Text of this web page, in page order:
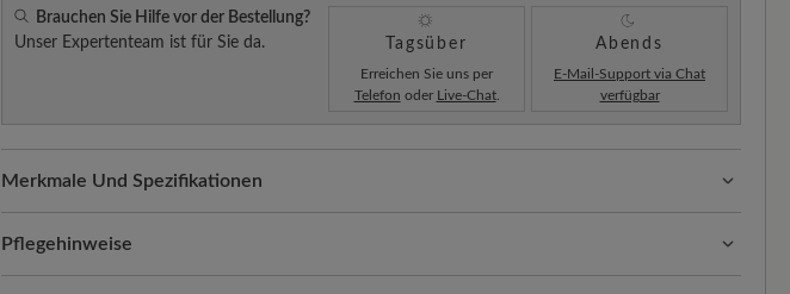
Brauchen Sie Hilfe vor der Bestellung?
Unser Expertenteam ist für Sie da.
Tagsüber
Erreichen Sie uns per
Telefon oder Live-Chat.
Abends
E-Mail-Support via Chat
verfügbar
Merkmale Und Spezifikationen
Freeyourfeet!Die perfekte Passform mit 100% Zehenfreiheit. Natürlich geformte
Schuhe, handgefertigt hergestellt.
Pflegehinweise